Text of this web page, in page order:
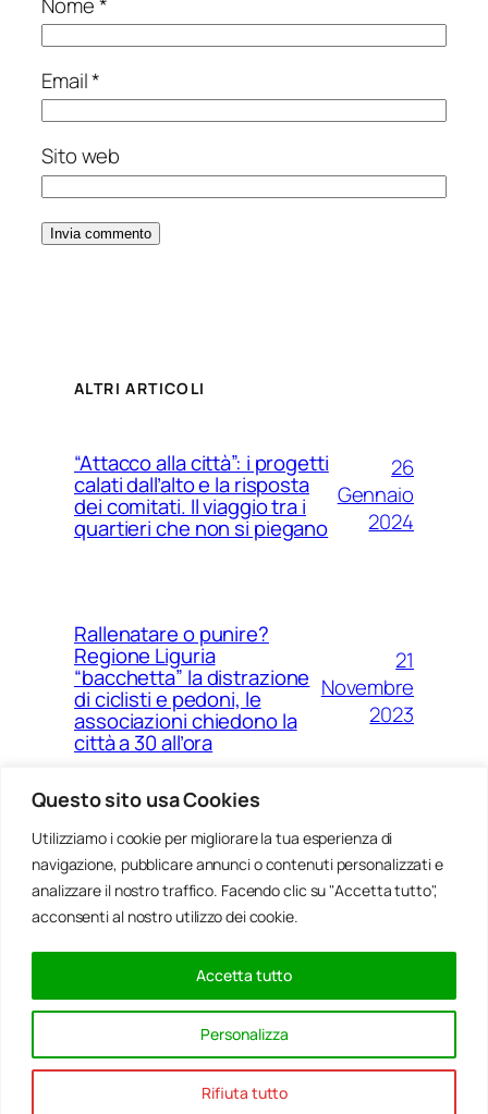
Questo sito usa Cookies
Utilizziamo i cookie per migliorare la tua esperienza di
navigazione, pubblicare annunci o contenuti personalizzati e
analizzare il nostro traffico. Facendo clic su "Accetta tutto",
acconsenti al nostro utilizzo dei cookie.
Personalizza
Rifiuta tutto
Accetta tutto
Email*
Sito web
ALTRI ARTICOLI
“Attacco alla città”: i progetti
calati dall’alto e la risposta
dei comitati. Il viaggio tra i
quartieri che non si piegano
26
Gennaio
2024
Rallenatare o punire?
Regione Liguria
“bacchetta” la distrazione
di ciclisti e pedoni, le
associazioni chiedono la
città a 30 all’ora
21
Novembre
2023
Ponte Morandi e quell’anno
zero che non è mai arrivato a
Genova
Agosto
2023
Rinnovabili, al passo della
Bocchetta un parco eolico
con 5 pale da 150 metri
Gennaio